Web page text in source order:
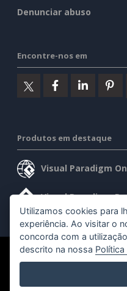
Denunciar abuso
Encontre-nos em
Produtos em destaque
Visual Paradigm
Visual Paradigm
©2026 by Visual Paradigm.
Utilizamos cookies para
experiência. Ao visitar o
concorda com a
descrito na nossa